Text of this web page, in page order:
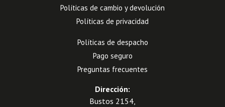
Políticas de cambio y devolución
Políticas de privacidad
Políticas de despacho
Pago seguro
Preguntas frecuentes
Dirección:
Bustos 2154,